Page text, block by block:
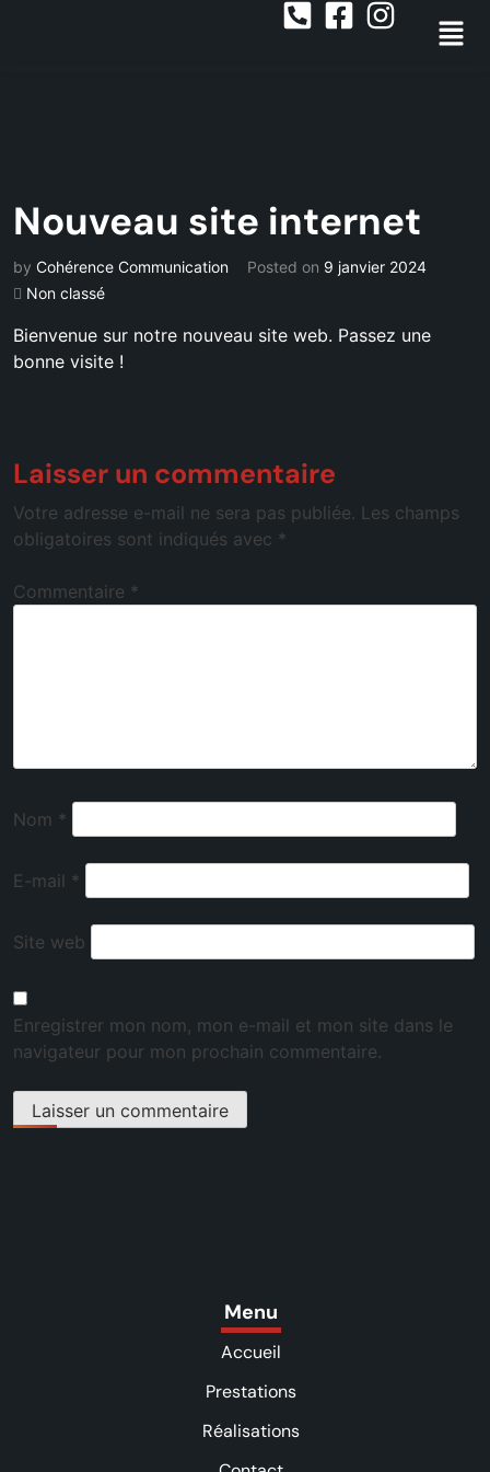
Nouveau site internet
by Cohérence Communication Posted on 9 janvier 2024
Non classé
Bienvenue sur notre nouveau site web. Passez une
bonne visite !
Laisser un commentaire
Votre adresse e-mail ne sera pas publiée. Les champs
obligatoires sont indiqués avec *
Commentaire *
Nom *
E-mail *
Site web
Enregistrer mon nom, mon e-mail et mon site dans le
navigateur pour mon prochain commentaire.
Menu
Accueil
Prestations
Réalisations